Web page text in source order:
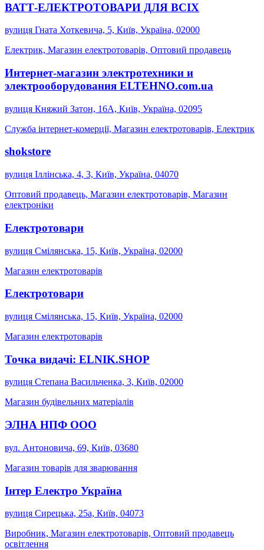
ВАТТ-ЕЛЕКТРОТОВАРИ ДЛЯ ВСІХ
вулиця Гната Хоткевича, 5, Київ, Україна, 02000
Електрик, Магазин електротоварів, Оптовий продавець
Интернет-магазин электротехники и
электрооборудования ELTEHNO.com.ua
вулиця Княжий Затон, 16А, Київ, Україна, 02095
Служба інтернет-комерції, Магазин електротоварів, Електрик
shokstore
вулиця Іллінська, 4, 3, Київ, Україна, 04070
Оптовий продавець, Магазин електротоварів, Магазин
електроніки
Електротовари
вулиця Смілянська, 15, Київ, Україна, 02000
Магазин електротоварів
Електротовари
вулиця Смілянська, 15, Київ, Україна, 02000
Магазин електротоварів
Точка видачі: ELNIK.SHOP
вулиця Степана Васильченка, 3, Київ, 02000
Магазин будівельних матеріалів
ЭЛНА НПФ ООО
вул. Антоновича, 69, Київ, 03680
Магазин товарів для зварювання
Інтер Електро Україна
вулиця Сирецька, 25а, Київ, 04073
Виробник, Магазин електротоварів, Оптовий продавець
освітлення